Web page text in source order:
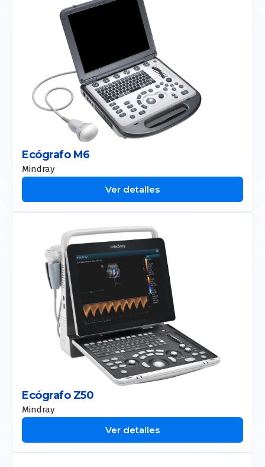
Onda Pro
Coolsculpting
Motus Pro
CM Slim
Allurion
Liposound
Apolex Tite
Ecógrafo M6
Mindray
Ver detalles
Ecógrafo Z50
Mindray
Ver detalles